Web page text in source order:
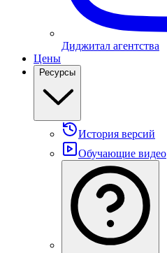
Диджитал агентства
Цены
Ресурсы
История версий
Обучающие видео